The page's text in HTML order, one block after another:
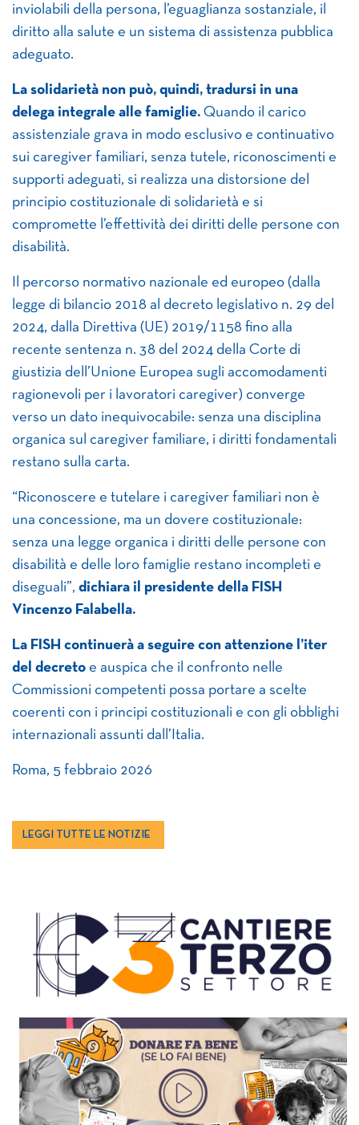
inviolabili della persona, l’eguaglianza sostanziale, il
diritto alla salute e un sistema di assistenza pubblica
adeguato.
La solidarietà non può, quindi, tradursi in una
delega integrale alle famiglie. Quando il carico
assistenziale grava in modo esclusivo e continuativo
sui caregiver familiari, senza tutele, riconoscimenti e
supporti adeguati, si realizza una distorsione del
principio costituzionale di solidarietà e si
compromette l’effettività dei diritti delle persone con
disabilità.
Il percorso normativo nazionale ed europeo (dalla
legge di bilancio 2018 al decreto legislativo n. 29 del
2024, dalla Direttiva (UE) 2019/1158 fino alla
recente sentenza n. 38 del 2024 della Corte di
giustizia dell’Unione Europea sugli accomodamenti
ragionevoli per i lavoratori caregiver) converge
verso un dato inequivocabile: senza una disciplina
organica sul caregiver familiare, i diritti fondamentali
restano sulla carta.
“Riconoscere e tutelare i caregiver familiari non è
una concessione, ma un dovere costituzionale:
senza una legge organica i diritti delle persone con
disabilità e delle loro famiglie restano incompleti e
diseguali”, dichiara il presidente della FISH
Vincenzo Falabella.
La FISH continuerà a seguire con attenzione l’iter
del decreto e auspica che il confronto nelle
Commissioni competenti possa portare a scelte
coerenti con i principi costituzionali e con gli obblighi
internazionali assunti dall’Italia.
Roma, 5 febbraio 2026
LEGGI TUTTE LE NOTIZIE